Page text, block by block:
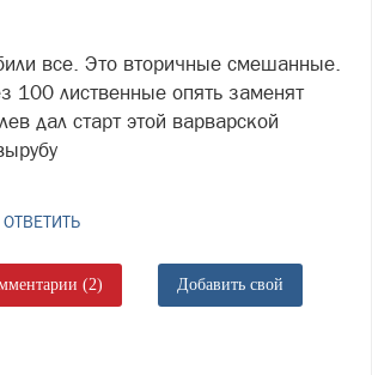
все. Это вторичные смешанные.
100 лиственные опять заменят
дал старт этой варварской
ОТВЕТИТЬ
(2) Добавить свой